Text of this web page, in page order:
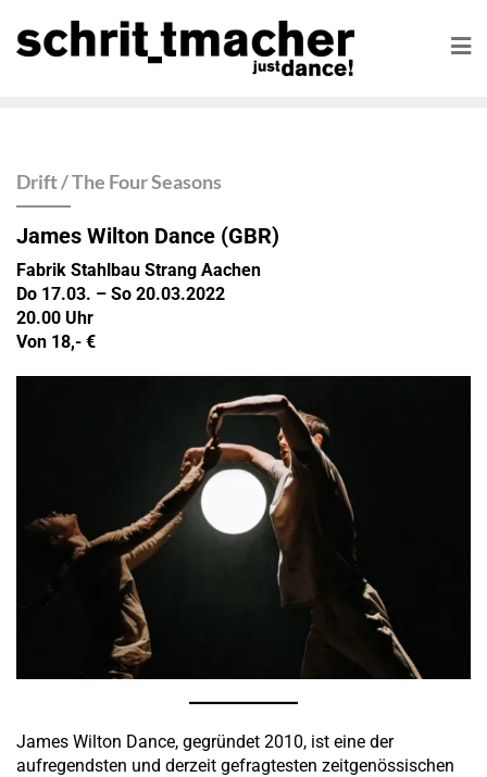
Drift / The Four Seasons
James Wilton Dance (GBR)
Fabrik Stahlbau Strang Aachen
Do 17.03. – So 20.03.2022
20.00 Uhr
Von 18,- €
James Wilton Dance, gegründet 2010, ist eine der
aufregendsten und derzeit gefragtesten zeitgenössischen